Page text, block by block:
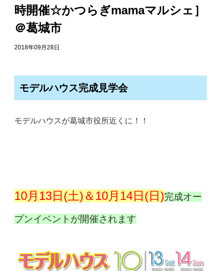
時開催☆かつらぎmamaマルシェ］
＠葛城市
2018年09月28日
モデルハウス完成見学会
モデルハウスが葛城市役所近くに！！
10月13日(土)＆10月14日(日)完成オー
プンイベントが開催されます